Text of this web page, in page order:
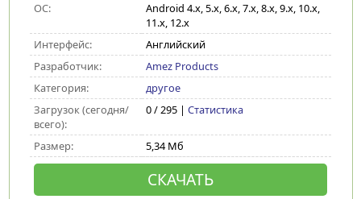
ОС:
Android 4.x, 5.x, 6.x, 7.x, 8.x, 9.x, 10.x,
11.x, 12.x
Интерфейс:
Английский
Разработчик:
Amez Products
Категория:
другое
Загрузок (сегодня/
всего):
0 / 295 | Статистика
Размер: 5,34 Мб
СКАЧАТЬ